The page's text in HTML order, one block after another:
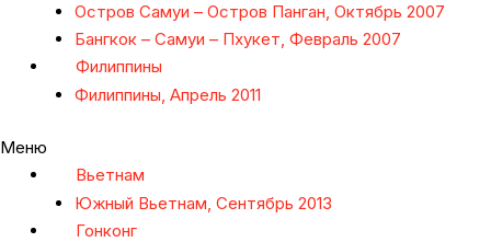
Остров Самуи – Остров Панган, Октябрь 2007
Бангкок – Самуи – Пхукет, Февраль 2007
Филиппины
Филиппины, Апрель 2011
Меню
Вьетнам
Южный Вьетнам, Сентябрь 2013
Гонконг